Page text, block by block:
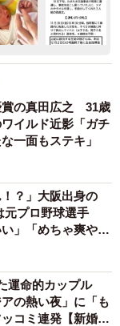
賞の真田広之 31歳
イルド近影「ガチ
一面もステキ」
！？」大阪出身の
元プロ野球選手
い」「めちゃ爽や
運命的カップル
の熱い夜」に「も
コミ連発【新婚さ